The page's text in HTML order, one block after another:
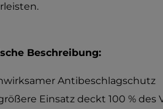
Beschreibung:
Antibeschlagschutz
Einsatz deckt 100 %